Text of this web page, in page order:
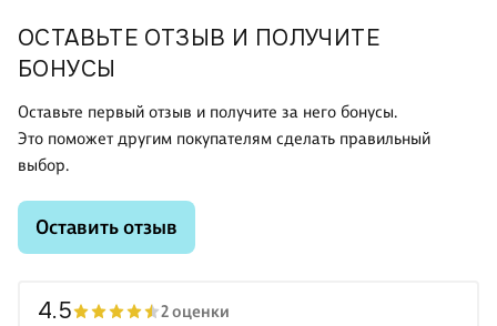
ОСТАВЬТЕ ОТЗЫВ И ПОЛУЧИТЕ
БОНУСЫ
Оставьте первый отзыв и получите за него бонусы.
Это поможет другим покупателям сделать правильный
выбор.
Оставить отзыв
4.5 2 оценки